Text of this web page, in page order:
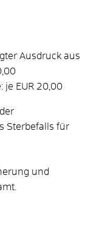
Ausdruck aus
je EUR 20,00
Sterbefalls für
und